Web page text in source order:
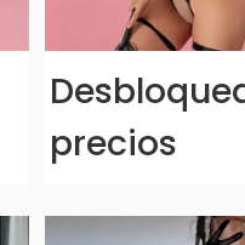
precios